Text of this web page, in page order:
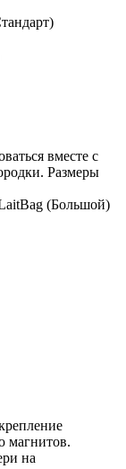
вместе с
Размеры
(Большой)
магнитов.
на